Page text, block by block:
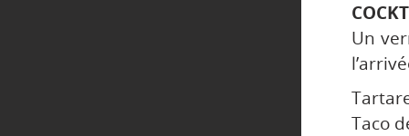
Un
Taco